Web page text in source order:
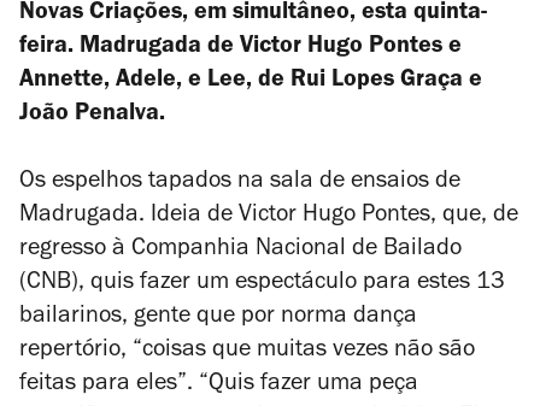
Novas Criações, em simultâneo, esta quinta-
feira. Madrugada de Victor Hugo Pontes e
Annette, Adele, e Lee, de Rui Lopes Graça e
João Penalva.
Os espelhos tapados na sala de ensaios de
Madrugada. Ideia de Victor Hugo Pontes, que, de
regresso à Companhia Nacional de Bailado
(CNB), quis fazer um espectáculo para estes 13
bailarinos, gente que por norma dança
repertório, “coisas que muitas vezes não são
feitas para eles”. “Quis fazer uma peça